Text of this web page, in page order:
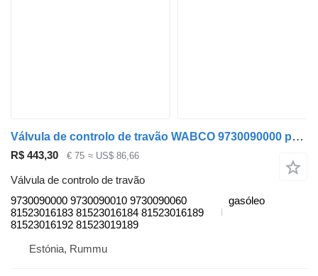
Válvula de controlo de travão WABCO 9730090000 para camião MAN TGL, TGM, TGS, TGX (2005-2021)
R$ 443,30 € 75 ≈ US$ 86,66
Válvula de controlo de travão
9730090000 9730090010 9730090060
81523016183 81523016184 81523016189
81523016192 81523019189
gasóleo
Estónia, Rummu